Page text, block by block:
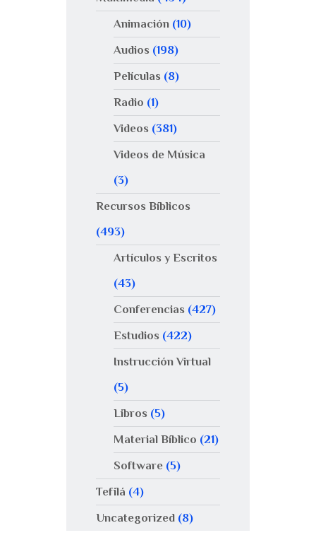
Animación(10)
Audios (198)
Películas (8)
Radio (1)
Videos (381)
Videos de Música
(3)
Recursos Bíblicos
(493)
Artículos y Escritos
(43)
Conferencias (427)
Estudios (422)
Instrucción Virtual
(5)
Libros (5)
Material Bíblico (21)
Software(5)
Tefilá (4)
Uncategorized (8)